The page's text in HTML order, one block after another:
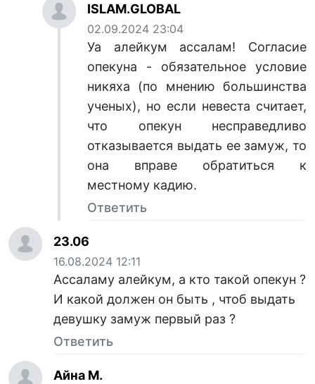
ISLAM.GLOBAL
02.09.2024 23:04
Уа алейкум ассалам! Согласие
опекуна - обязательное условие
никяха (по мнению большинства
ученых), но если невеста считает,
что опекун несправедливо
отказывается выдать ее замуж, то
она вправе обратиться к
местному кадию.
Ответить
23.06
16.08.2024 12:11
Ассаламу алейкум, а кто такой опекун ?
И какой должен он быть , чтоб выдать
девушку замуж первый раз ?
Ответить
Айна М.